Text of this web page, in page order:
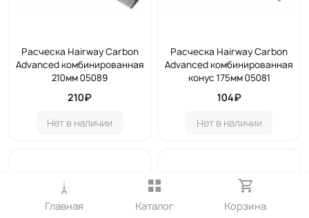
Расческа Hairway Carbon
Advanced комбинированная
210мм 05089
210₽
Нет в наличии
Расческа Hairway Carbon
Advanced комбинированная
конус 175мм 05081
104₽
Нет в наличии
Excellence пласт хвост 205
мм 05487
силик.женская раб.
919.50₽
Главная Каталог Корзина